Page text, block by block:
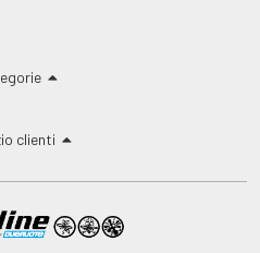
clienti